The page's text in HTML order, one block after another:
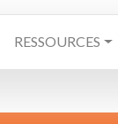
RESSOURCES